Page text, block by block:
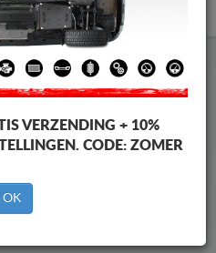
Onder Auto
VERZENDING + 10%
CODE: ZOMER
OK